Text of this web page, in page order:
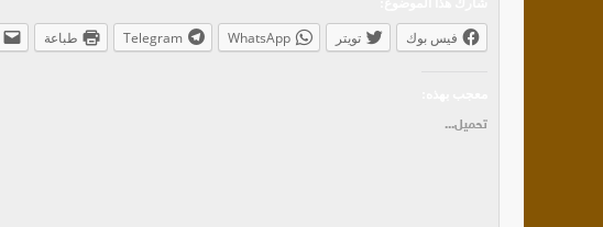
فيس بوك تويتر WhatsApp
Telegram طباعة
تحميل...